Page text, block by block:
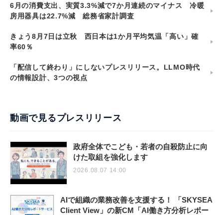
6月の消費支出、実質3.3%減で7か月連続のマイナス 冷暖
房用器具は22.7%減 総務省家計調査
きょう8月7日は立秋 西日本は1か月平均気温「高い」確
率60％
「配信して終わり」にしないプレスリリース。LLMO時代
の情報設計、3つの視点
動画で見るプレスリリース
政府全体でこども・若者の自殺防止に向
けた取組を強化します
2026.08.07 14:00
AIで組織の業務改善を支援する！ 「SKYSEA
Client View」の新CM「AI働き方分析レポー